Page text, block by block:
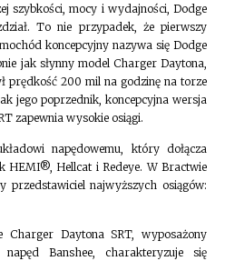
szybkości, mocy i wydajności, Dodge
To nie przypadek, że pierwszy
koncepcyjny nazywa się Dodge
jak słynny model Charger Daytona,
prędkość 200 mil na godzinę na torze
jego poprzednik, koncepcyjna wersja
zapewnia wysokie osiągi.
napędowemu, który dołącza
HEMI®, Hellcat i Redeye. W Bractwie
przedstawiciel najwyższych osiągów:
Charger Daytona SRT, wyposażony
Banshee, charakteryzuje się